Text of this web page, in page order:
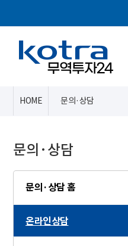
문의·상담
문의·상담 홈
온라인상담
HOME 문의·상담